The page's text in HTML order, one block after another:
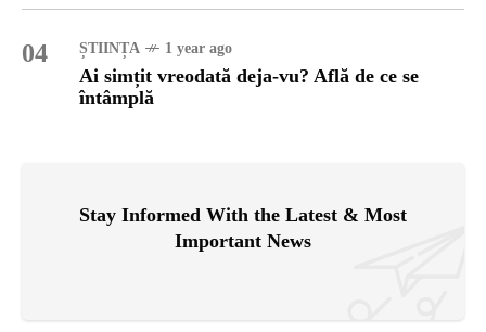
04 ȘTIINȚA 1 year ago
Ai simțit vreodată deja-vu? Află de ce se
întâmplă
Stay Informed With the Latest & Most
Important News